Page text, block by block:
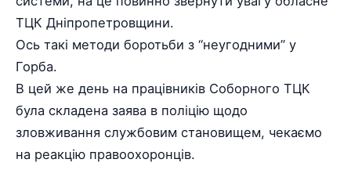
ТЦК Дніпропетровщини.
Ось такі методи боротьби з “неугодними” у
Горба.
В цей же день на працівників Соборного ТЦК
була складена заява в поліцію щодо
зловживання службовим становищем, чекаємо
на реакцію правоохоронців.